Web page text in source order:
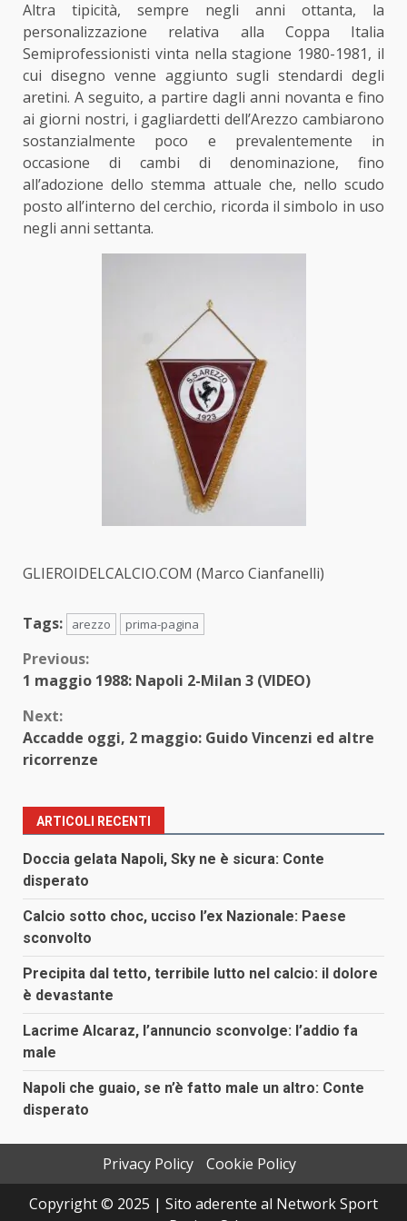
Altra tipicità, sempre negli anni ottanta, la
personalizzazione relativa alla Coppa Italia
Semiprofessionisti vinta nella stagione 1980-1981, il
cui disegno venne aggiunto sugli stendardi degli
aretini. A seguito, a partire dagli anni novanta e fino
ai giorni nostri, i gagliardetti dell’Arezzo cambiarono
sostanzialmente poco e prevalentemente in
occasione di cambi di denominazione, fino
all’adozione dello stemma attuale che, nello scudo
posto all’interno del cerchio, ricorda il simbolo in uso
negli anni settanta.
GLIEROIDELCALCIO.COM (Marco Cianfanelli)
Tags: arezzo prima-pagina
Continue
Reading
Previous:
1 maggio 1988: Napoli 2-Milan 3 (VIDEO)
Next:
Accadde oggi, 2 maggio: Guido Vincenzi ed altre
ricorrenze
ARTICOLI RECENTI
Doccia gelata Napoli, Sky ne è sicura: Conte
disperato
Calcio sotto choc, ucciso l’ex Nazionale: Paese
sconvolto
Precipita dal tetto, terribile lutto nel calcio: il dolore
è devastante
Lacrime Alcaraz, l’annuncio sconvolge: l’addio fa
male
Napoli che guaio, se n’è fatto male un altro: Conte
disperato
Privacy Policy
Cookie Policy
Copyright © 2025 | Sito aderente al Network Sport